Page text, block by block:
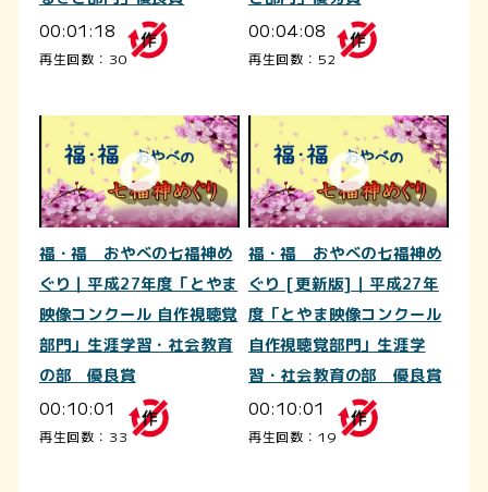
00:01:18
再生回数：30
00:04:08
再生回数：52
福・福 おやべの七福神め
ぐり｜平成27年度「とやま
映像コンクール 自作視聴覚
部門」生涯学習・社会教育
の部 優良賞
00:10:01
再生回数：33
福・福 おやべの七福神め
ぐり [更新版]｜平成27年
度「とやま映像コンクール
自作視聴覚部門」生涯学
習・社会教育の部 優良賞
00:10:01
再生回数：19